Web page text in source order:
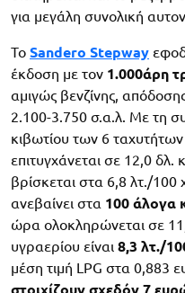
για μεγάλη συνολική
Το Sandero Stepway
έκδοση με τον 1.000άρη
αμιγώς βενζίνης,
2.100-3.750 σ.α.λ. Με τη
κιβωτίου των 6
επιτυγχάνεται σε 12,0
βρίσκεται στα 6,8 λτ./100
ανεβαίνει στα 100 άλογα
ώρα ολοκληρώνεται σε
υγραερίου είναι 8,3 λτ./
μέση τιμή LPG στα 0,883